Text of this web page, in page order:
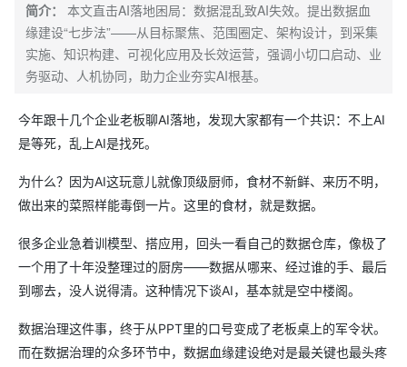
简介：
本文直击AI落地困局：数据混乱致AI失效。提出数据血
缘建设“七步法”——从目标聚焦、范围圈定、架构设计，到采集
实施、知识构建、可视化应用及长效运营，强调小切口启动、业
务驱动、人机协同，助力企业夯实AI根基。
今年跟十几个企业老板聊AI落地，发现大家都有一个共识：不上AI
是等死，乱上AI是找死。
为什么？因为AI这玩意儿就像顶级厨师，食材不新鲜、来历不明，
做出来的菜照样能毒倒一片。这里的食材，就是数据。
很多企业急着训模型、搭应用，回头一看自己的数据仓库，像极了
一个用了十年没整理过的厨房——数据从哪来、经过谁的手、最后
到哪去，没人说得清。这种情况下谈AI，基本就是空中楼阁。
数据治理这件事，终于从PPT里的口号变成了老板桌上的军令状。
而在数据治理的众多环节中，数据血缘建设绝对是最关键也最头疼